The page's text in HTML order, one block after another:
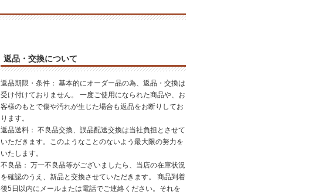
返品・交換について
返品期限・条件： 基本的にオーダー品の為、返品・交換は
受け付けておりません。 一度ご使用になられた商品や、お
客様のもとで傷や汚れが生じた場合も返品をお断りしてお
ります。
返品送料： 不良品交換、誤品配送交換は当社負担とさせて
いただきます。このようなことのないよう最大限の努力を
いたします。
不良品： 万一不良品等がございましたら、当店の在庫状況
を確認のうえ、新品と交換させていただきます。 商品到着
後5日以内にメールまたは電話でご連絡ください。それを